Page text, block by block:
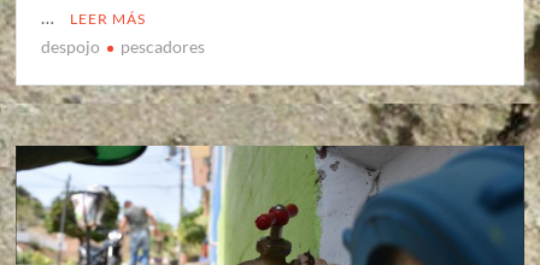
…
LEER MÁS
despojo pescadores